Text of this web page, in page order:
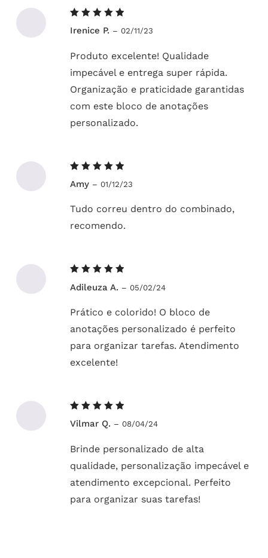
5de 5
Irenice P. – 02/11/23
Produto excelente! Qualidade
impecável e entrega super rápida.
Organização e praticidade garantidas
com este bloco de anotações
personalizado.
5de 5
Amy – 01/12/23
Tudo correu dentro do combinado,
recomendo.
5de 5
Adileuza A. – 05/02/24
Prático e colorido! O bloco de
anotações personalizado é perfeito
para organizar tarefas. Atendimento
excelente!
5de 5
Vilmar Q. – 08/04/24
Brinde personalizado de alta
qualidade, personalização impecável e
atendimento excepcional. Perfeito
para organizar suas tarefas!